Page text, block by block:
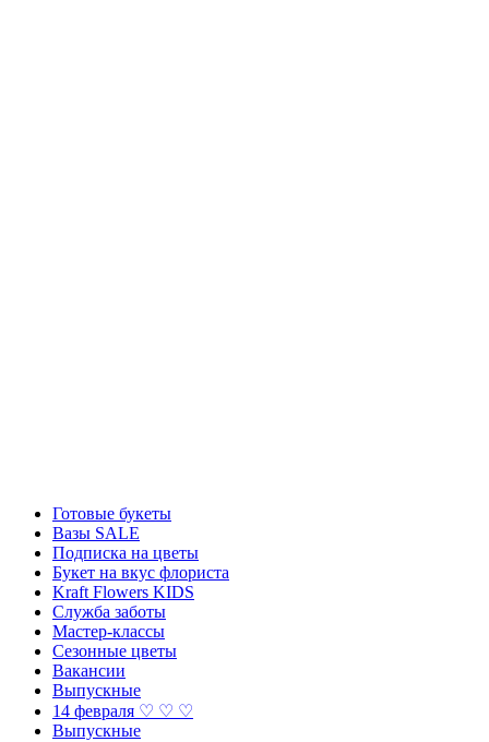
Готовые букеты
Вазы SALE
Подписка на цветы
Букет на вкус флориста
Kraft Flowers KIDS
Служба заботы
Мастер-классы
Сезонные цветы
Вакансии
Выпускные
14 февраля ♡ ♡ ♡
Выпускные